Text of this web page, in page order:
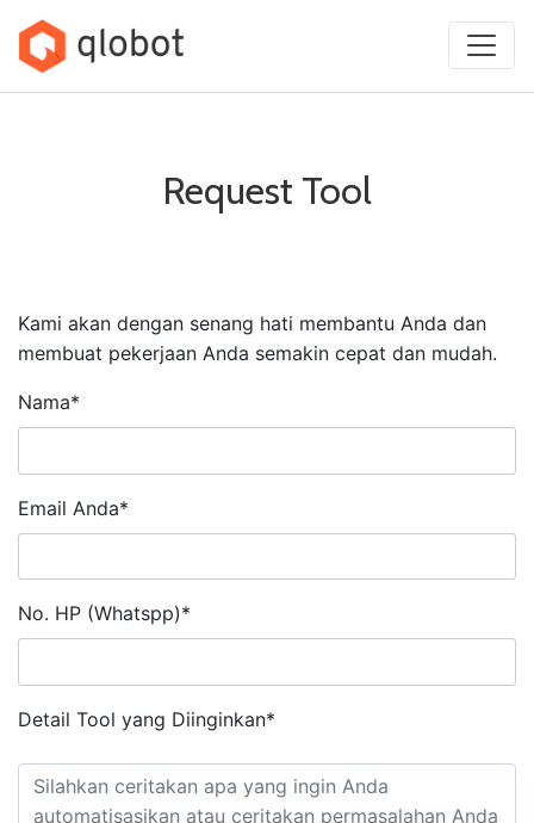
content
Request Tool
Kami akan dengan senang hati membantu Anda dan
membuat pekerjaan Anda semakin cepat dan mudah.
Nama*
Email Anda*
No. HP (Whatspp)*
Detail Tool yang Diinginkan*